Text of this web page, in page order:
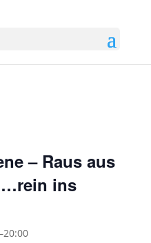
– Raus aus
ins
20:00